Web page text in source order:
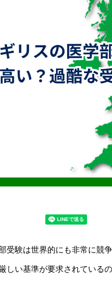
受験は世界的にも非常に競
しい基準が要求されている